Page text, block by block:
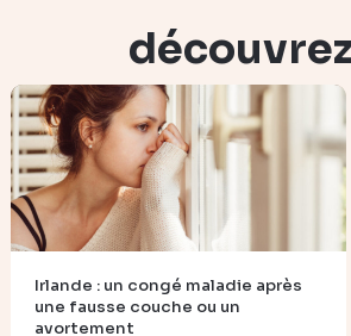
Irlande : un congé maladie après
une fausse couche ou un
avortement